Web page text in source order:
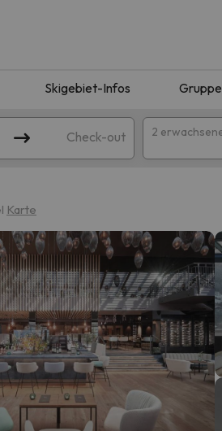
Skigebiet-Infos
Check-out 2
Versuchen Sie, das Ziel zu ändern.
gefunden hat, wird er zurück
Karte